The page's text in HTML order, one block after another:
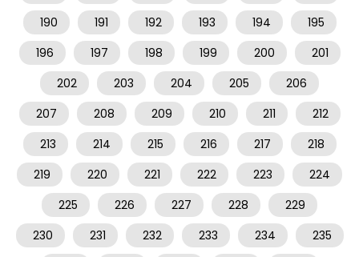
190
191 192 193 194
195
196
197 198 199 200
201
202
203 204 205
206
207
208 209 210 211
212
213
214 215 216 217
218
219
220 221 222 223
224
225
226 227 228
229
230
231 232 233 234
235